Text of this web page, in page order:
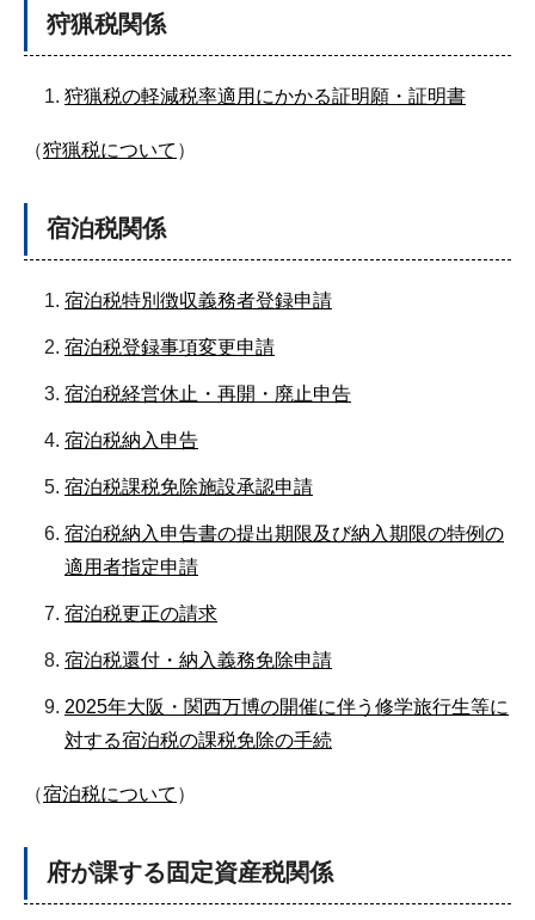
狩猟税関係
狩猟税の軽減税率適用にかかる証明願・証明書
（狩猟税について ）
宿泊税関係
宿泊税特別徴収義務者登録申請
宿泊税登録事項変更申請
宿泊税経営休止・再開・廃止申告
宿泊税納入申告
宿泊税課税免除施設承認申請
宿泊税納入申告書の提出期限及び納入期限の特例の
適用者指定申請
宿泊税更正の請求
宿泊税還付・納入義務免除申請
2025年大阪・関西万博の開催に伴う修学旅行生等に
対する宿泊税の課税免除の手続
（宿泊税について ）
府が課する固定資産税関係